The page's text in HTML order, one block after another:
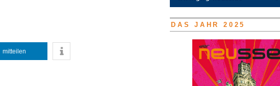
mitteilen
DAS JAHR 2025